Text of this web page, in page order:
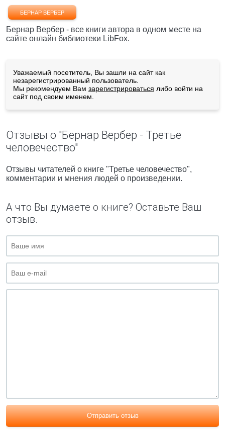
БЕРНАР ВЕРБЕР
Бернар Вербер - все книги автора в одном месте на
сайте онлайн библиотеки LibFox.
Уважаемый посетитель, Вы зашли на сайт как
незарегистрированный пользователь.
Мы рекомендуем Вам зарегистрироваться либо войти на
сайт под своим именем.
Отзывы о "Бернар Вербер - Третье
человечество"
Отзывы читателей о книге "Третье человечество",
комментарии и мнения людей о произведении.
А что Вы думаете о книге? Оставьте Ваш
отзыв.
Отправить отзыв